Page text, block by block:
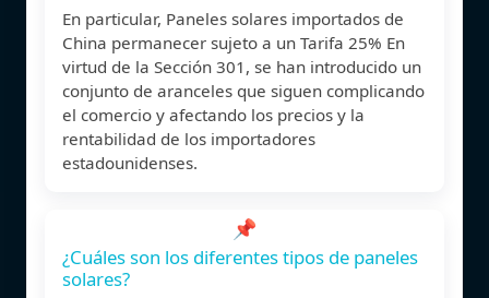
En particular, Paneles solares importados de
China permanecer sujeto a un Tarifa 25% En
virtud de la Sección 301, se han introducido un
conjunto de aranceles que siguen complicando
el comercio y afectando los precios y la
rentabilidad de los importadores
estadounidenses.
📌
¿Cuáles son los diferentes tipos de paneles
solares?